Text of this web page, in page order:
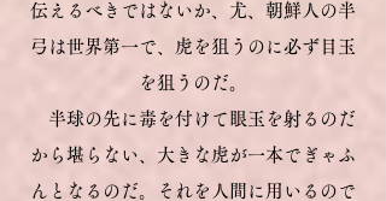
伝えるべきではないか、尤、朝鮮人の半
弓は世界第一で、虎を狙うのに必ず目玉
を狙うのだ。
半球の先に毒を付けて眼玉を射るのだ
から堪らない、大きな虎が一本でぎゃふ
んとなるのだ。それを人間に用いるので